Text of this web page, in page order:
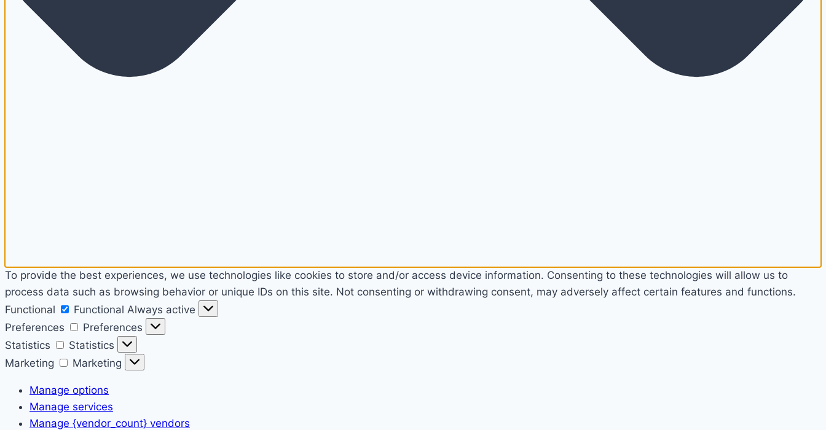
To provide the best experiences, we use technologies like cookies to store and/or access device information. Consenting to these technologies will allow us to
process data such as browsing behavior or unique IDs on this site. Not consenting or withdrawing consent, may adversely affect certain features and functions.
Functional
Functional Always active
Preferences
Preferences
Statistics
Statistics
Marketing
Marketing
Manage options
Manage services
Manage {vendor_count} vendors